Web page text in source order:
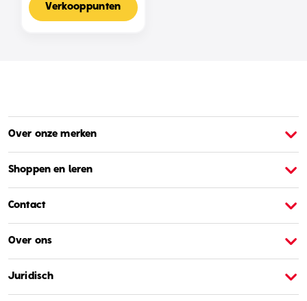
Nederlandse Editie
Verkooppunten
Over onze merken
Shoppen en leren
Contact
Over ons
Juridisch